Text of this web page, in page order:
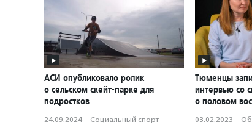
АСИ опубликовало ролик
о сельском скейт-парке для
подростков
24.09.2024 · Социальный спорт
Тюменцы
интервью со
о половом
03.02.2023 ·